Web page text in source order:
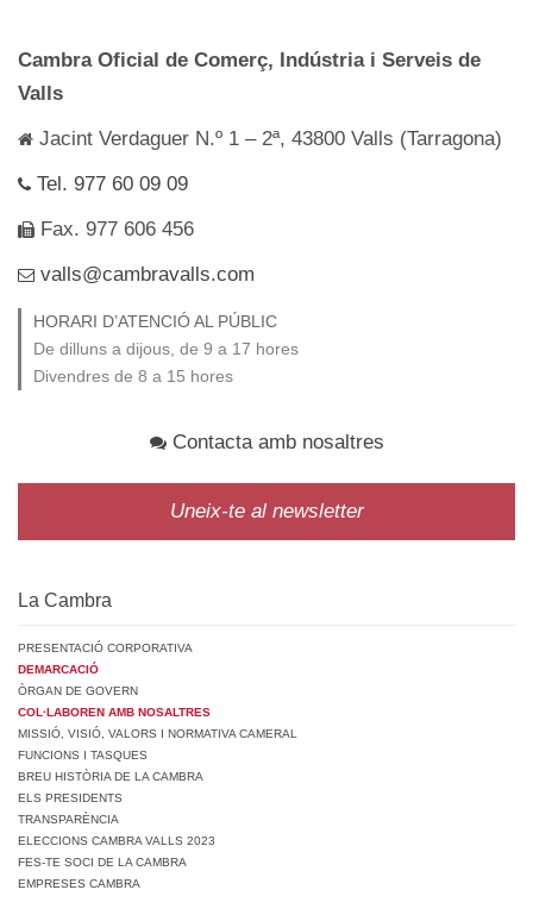
Cambra Oficial de Comerç, Indústria i Serveis de
Valls
Jacint Verdaguer N.º 1 – 2ª, 43800 Valls (Tarragona)
Tel. 977 60 09 09
Fax. 977 606 456
valls@cambravalls.com
HORARI D’ATENCIÓ AL PÚBLIC
De dilluns a dijous, de 9 a 17 hores
Divendres de 8 a 15 hores
Contacta amb nosaltres
Uneix-te al newsletter
La Cambra
PRESENTACIÓ CORPORATIVA
DEMARCACIÓ
ÒRGAN DE GOVERN
COL·LABOREN AMB NOSALTRES
MISSIÓ, VISIÓ, VALORS I NORMATIVA CAMERAL
FUNCIONS I TASQUES
BREU HISTÒRIA DE LA CAMBRA
ELS PRESIDENTS
TRANSPARÈNCIA
ELECCIONS CAMBRA VALLS 2023
FES-TE SOCI DE LA CAMBRA
EMPRESES CAMBRA